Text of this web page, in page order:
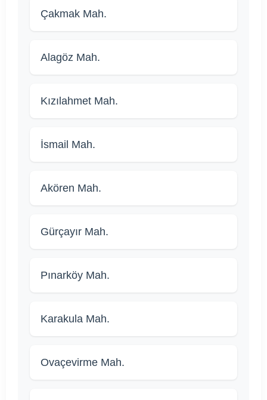
Çakmak Mah.
Alagöz Mah.
Kızılahmet Mah.
İsmail Mah.
Akören Mah.
Gürçayır Mah.
Pınarköy Mah.
Karakula Mah.
Ovaçevirme Mah.